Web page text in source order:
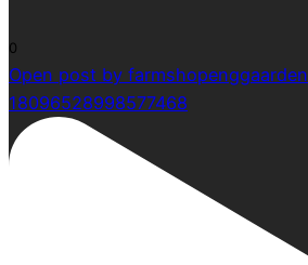
0
Open post by
18096528998577468